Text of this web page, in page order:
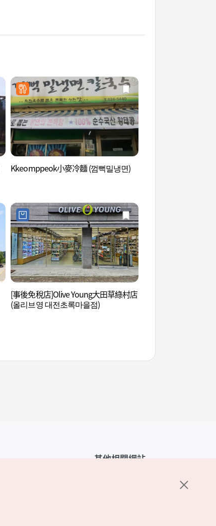
Kkeomppeok小麥冷麵 (껌뻑밀냉면)
[事後免稅店]Olive Young大田草綠村店
(올리브영 대전초록마을점)
其他相關網站